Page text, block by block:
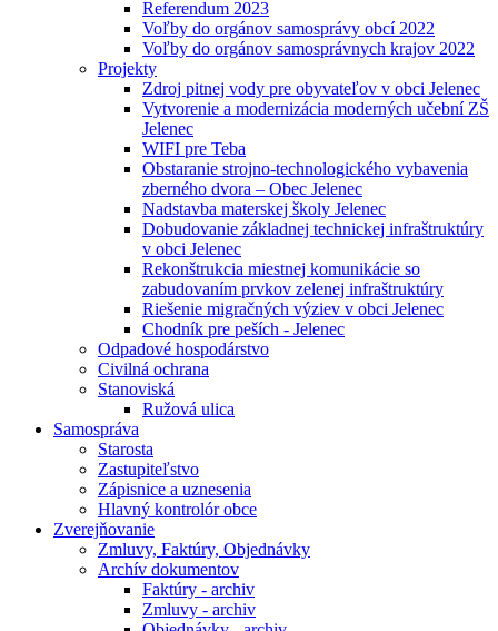
Referendum 2023
Voľby do orgánov samosprávy obcí 2022
Voľby do orgánov samosprávnych krajov 2022
Projekty
Zdroj pitnej vody pre obyvateľov v obci Jelenec
Vytvorenie a modernizácia moderných učební ZŠ
Jelenec
WIFI pre Teba
Obstaranie strojno-technologického vybavenia
zberného dvora – Obec Jelenec
Nadstavba materskej školy Jelenec
Dobudovanie základnej technickej infraštruktúry
v obci Jelenec
Rekonštrukcia miestnej komunikácie so
zabudovaním prvkov zelenej infraštruktúry
Riešenie migračných výziev v obci Jelenec
Chodník pre peších - Jelenec
Odpadové hospodárstvo
Civilná ochrana
Stanoviská
Ružová ulica
Samospráva
Starosta
Zastupiteľstvo
Zápisnice a uznesenia
Hlavný kontrolór obce
Zverejňovanie
Zmluvy, Faktúry, Objednávky
Archív dokumentov
Faktúry - archiv
Zmluvy - archiv